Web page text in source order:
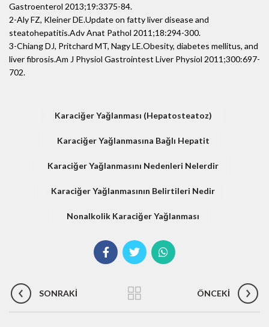
Gastroenterol 2013;19:3375-84.
2-Aly FZ, Kleiner DE.Update on fatty liver disease and
steatohepatitis.Adv Anat Pathol 2011;18:294-300.
3-Chiang DJ, Pritchard MT, Nagy LE.Obesity, diabetes mellitus, and
liver fibrosis.Am J Physiol Gastrointest Liver Physiol 2011;300:697-
702.
Karaciğer Yağlanması (Hepatosteatoz)
Karaciğer Yağlanmasına Bağlı Hepatit
Karaciğer Yağlanmasını Nedenleri Nelerdir
Karaciğer Yağlanmasının Belirtileri Nedir
Nonalkolik Karaciğer Yağlanması
SONRAKI ÖNCEKI